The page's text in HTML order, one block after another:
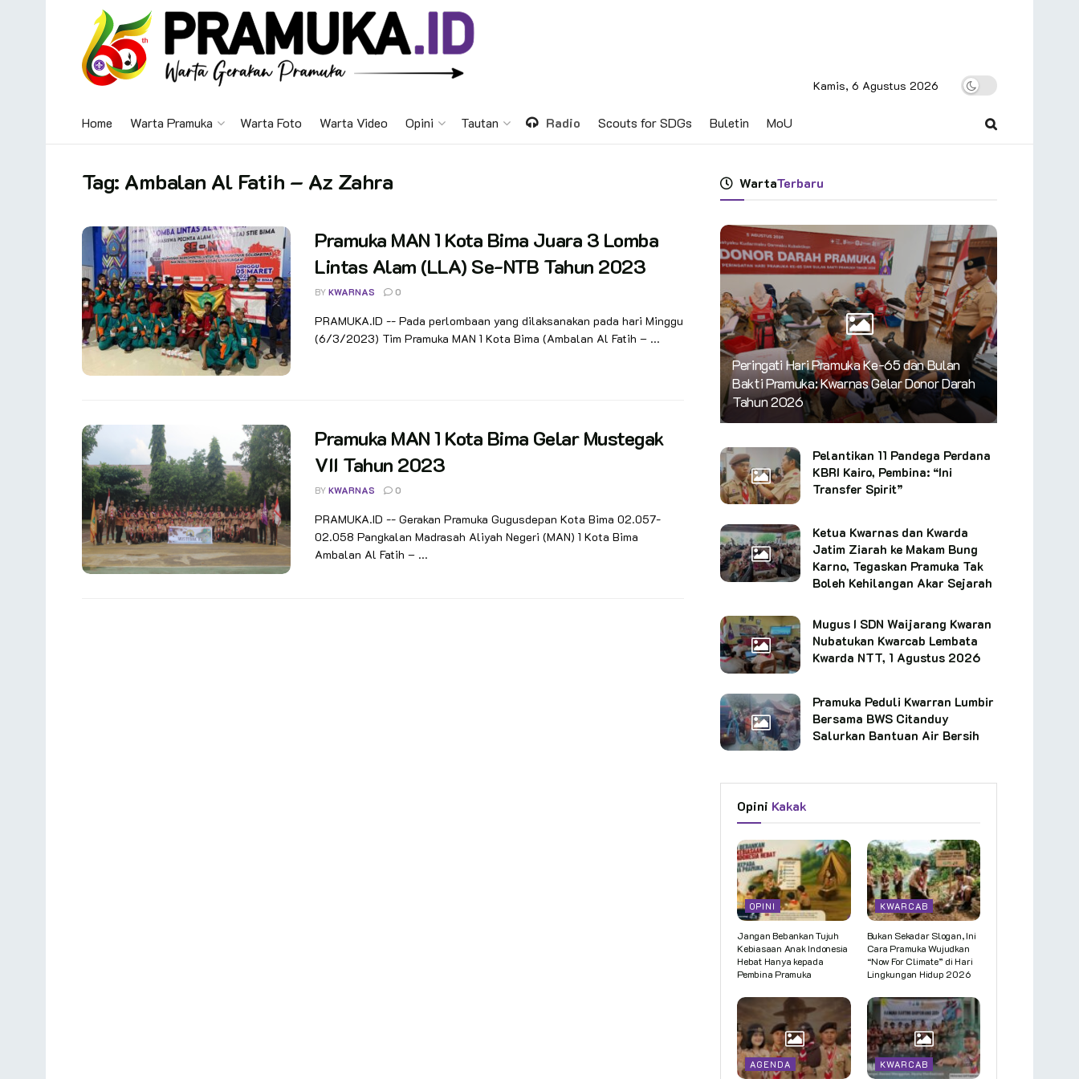
Kamis, 6 Agustus 2026
Home Warta Pramuka Warta Foto Warta Video Opini Tautan Radio Scouts for SDGs Buletin MoU
Tag: Ambalan Al Fatih – Az Zahra
Pramuka MAN 1 Kota Bima Juara 3 Lomba
Lintas Alam (LLA) Se-NTB Tahun 2023
BY KWARNAS 0
PRAMUKA.ID -- Pada perlombaan yang dilaksanakan pada hari Minggu
(6/3/2023) Tim Pramuka MAN 1 Kota Bima (Ambalan Al Fatih – ...
Pramuka MAN 1 Kota Bima Gelar Mustegak
VII Tahun 2023
BY KWARNAS 0
PRAMUKA.ID -- Gerakan Pramuka Gugusdepan Kota Bima 02.057-
02.058 Pangkalan Madrasah Aliyah Negeri (MAN) 1 Kota Bima
Ambalan Al Fatih – ...
WartaTerbaru
Peringati Hari Pramuka Ke-65 dan Bulan
Bakti Pramuka: Kwarnas Gelar Donor Darah
Tahun 2026
Pelantikan 11 Pandega Perdana
KBRI Kairo, Pembina: “Ini
Transfer Spirit”
Ketua Kwarnas dan Kwarda
Jatim Ziarah ke Makam Bung
Karno, Tegaskan Pramuka Tak
Boleh Kehilangan Akar Sejarah
Mugus I SDN Waijarang Kwaran
Nubatukan Kwarcab Lembata
Kwarda NTT, 1 Agustus 2026
Pramuka Peduli Kwarran Lumbir
Bersama BWS Citanduy
Salurkan Bantuan Air Bersih
Opini Kakak
OPINI
Jangan Bebankan Tujuh
Kebiasaan Anak Indonesia
Hebat Hanya kepada
Pembina Pramuka
KWARCAB
Bukan Sekadar Slogan, Ini
Cara Pramuka Wujudkan
“Now For Climate” di Hari
Lingkungan Hidup 2026
AGENDA KWARCAB